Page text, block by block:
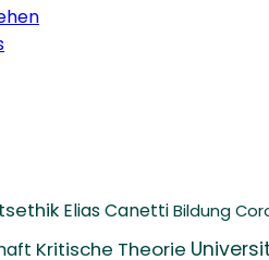
Elias Canetti Bildung
Kritische Theorie